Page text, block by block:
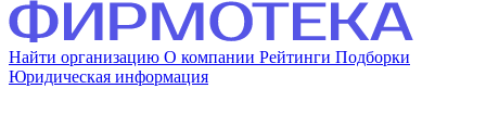
Найти организацию О компании Рейтинги Подборки
Юридическая информация